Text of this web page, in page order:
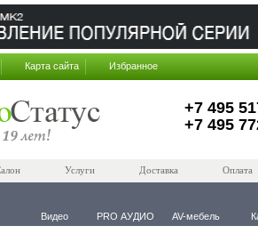
Карта сайта Избранное
+7 495
+7 495
Услуги Доставка Оплата
Видео PRO АУДИО AV-мебель